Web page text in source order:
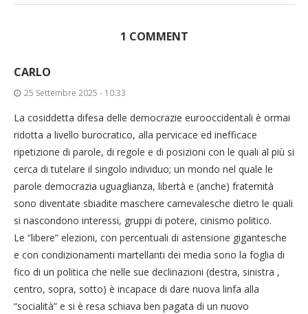
1 COMMENT
CARLO
25 Settembre 2025 - 10:33
La cosiddetta difesa delle democrazie eurooccidentali è ormai
ridotta a livello burocratico, alla pervicace ed inefficace
ripetizione di parole, di regole e di posizioni con le quali al più si
cerca di tutelare il singolo individuo; un mondo nel quale le
parole democrazia uguaglianza, libertà e (anche) fraternità
sono diventate sbiadite maschere carnevalesche dietro le quali
si nascondono interessi, gruppi di potere, cinismo politico.
Le “libere” elezioni, con percentuali di astensione gigantesche
e con condizionamenti martellanti dei media sono la foglia di
fico di un politica che nelle sue declinazioni (destra, sinistra ,
centro, sopra, sotto) è incapace di dare nuova linfa alla
“socialità” e si è resa schiava ben pagata di un nuovo